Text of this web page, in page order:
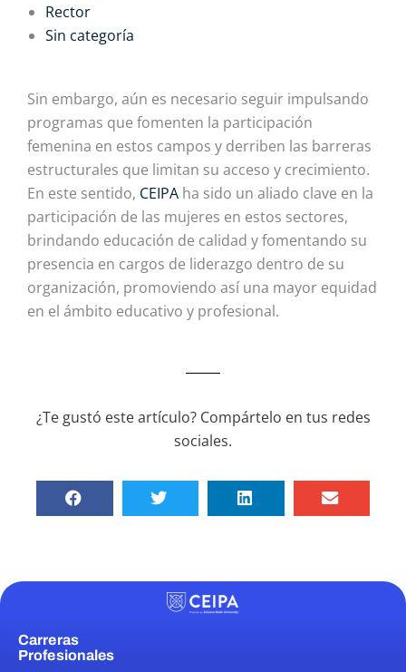
Rector
Sin categoría
Sin embargo, aún es necesario seguir impulsando
programas que fomenten la participación
femenina en estos campos y derriben las barreras
estructurales que limitan su acceso y crecimiento.
En este sentido, CEIPA ha sido un aliado clave en la
participación de las mujeres en estos sectores,
brindando educación de calidad y fomentando su
presencia en cargos de liderazgo dentro de su
organización, promoviendo así una mayor equidad
en el ámbito educativo y profesional.
¿Te gustó este artículo? Compártelo en tus redes
sociales.
Carreras
Profesionales